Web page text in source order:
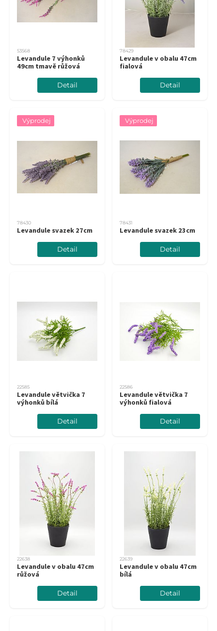
53568
Levandule 7 výhonků
49cm tmavě růžová
Detail
78429
Levandule v obalu 47cm
fialová
Detail
Výprodej
78430
Levandule svazek 27cm
Detail
Výprodej
78431
Levandule svazek 23cm
Detail
22585
Levandule větvička 7
výhonků bílá
Detail
22586
Levandule větvička 7
výhonků fialová
Detail
22638
Levandule v obalu 47cm
růžová
Detail
22639
Levandule v obalu 47cm
bílá
Detail